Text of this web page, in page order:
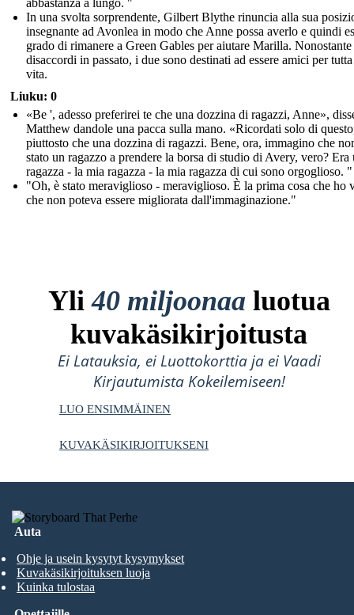
In una svolta sorprendente, Gilbert Blythe rinuncia alla sua
insegnante ad Avonlea in modo che Anne possa averlo e quindi
grado di rimanere a Green Gables per aiutare Marilla.
disaccordi in passato, i due sono destinati ad essere amici per
vita.
Liuku: 0
«Be ', adesso preferirei te che una dozzina di ragazzi, Anne»,
Matthew dandole una pacca sulla mano. «Ricordati solo di
piuttosto che una dozzina di ragazzi. Bene, ora, immagino che
stato un ragazzo a prendere la borsa di studio di Avery, vero? Era
ragazza - la mia ragazza - la mia ragazza di cui sono orgoglioso. "
"Oh, è stato meraviglioso - meraviglioso. È la prima cosa che ho
che non poteva essere migliorata dall'immaginazione."
Yli40 miljoonaa luotua
kuvakäsikirjoitusta
Ei Latauksia, ei Luottokorttia ja ei Vaadi
Kirjautumista Kokeilemiseen!
LUO ENSIMMÄINEN
KUVAKÄSIKIRJOITUKSENI
Auta
Ohje ja usein kysytyt kysymykset
Kuvakäsikirjoituksen luoja
Kuinka tulostaa